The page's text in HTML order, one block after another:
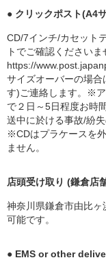
● クリックポスト(A4
CD/7インチ/カセット
トでご確認ください
https://
サイズオーバーの場合
す)ご連絡します。※
で２日～5日程度お時
送中に於ける事故/紛
※CDはプラケースを
ません。
店頭受け取り (鎌倉店
神奈川県鎌倉市由比
可能です。
● EMS or other